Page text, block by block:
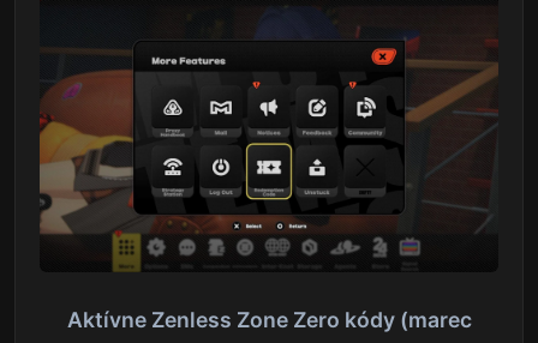
Aktívne Zenless Zone Zero kódy (marec